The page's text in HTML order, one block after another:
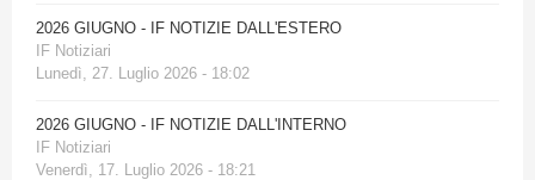
2026 GIUGNO - IF NOTIZIE DALL'ESTERO
IF Notiziari
Lunedì, 27. Luglio 2026 - 18:02
2026 GIUGNO - IF NOTIZIE DALL'INTERNO
IF Notiziari
Venerdì, 17. Luglio 2026 - 18:21